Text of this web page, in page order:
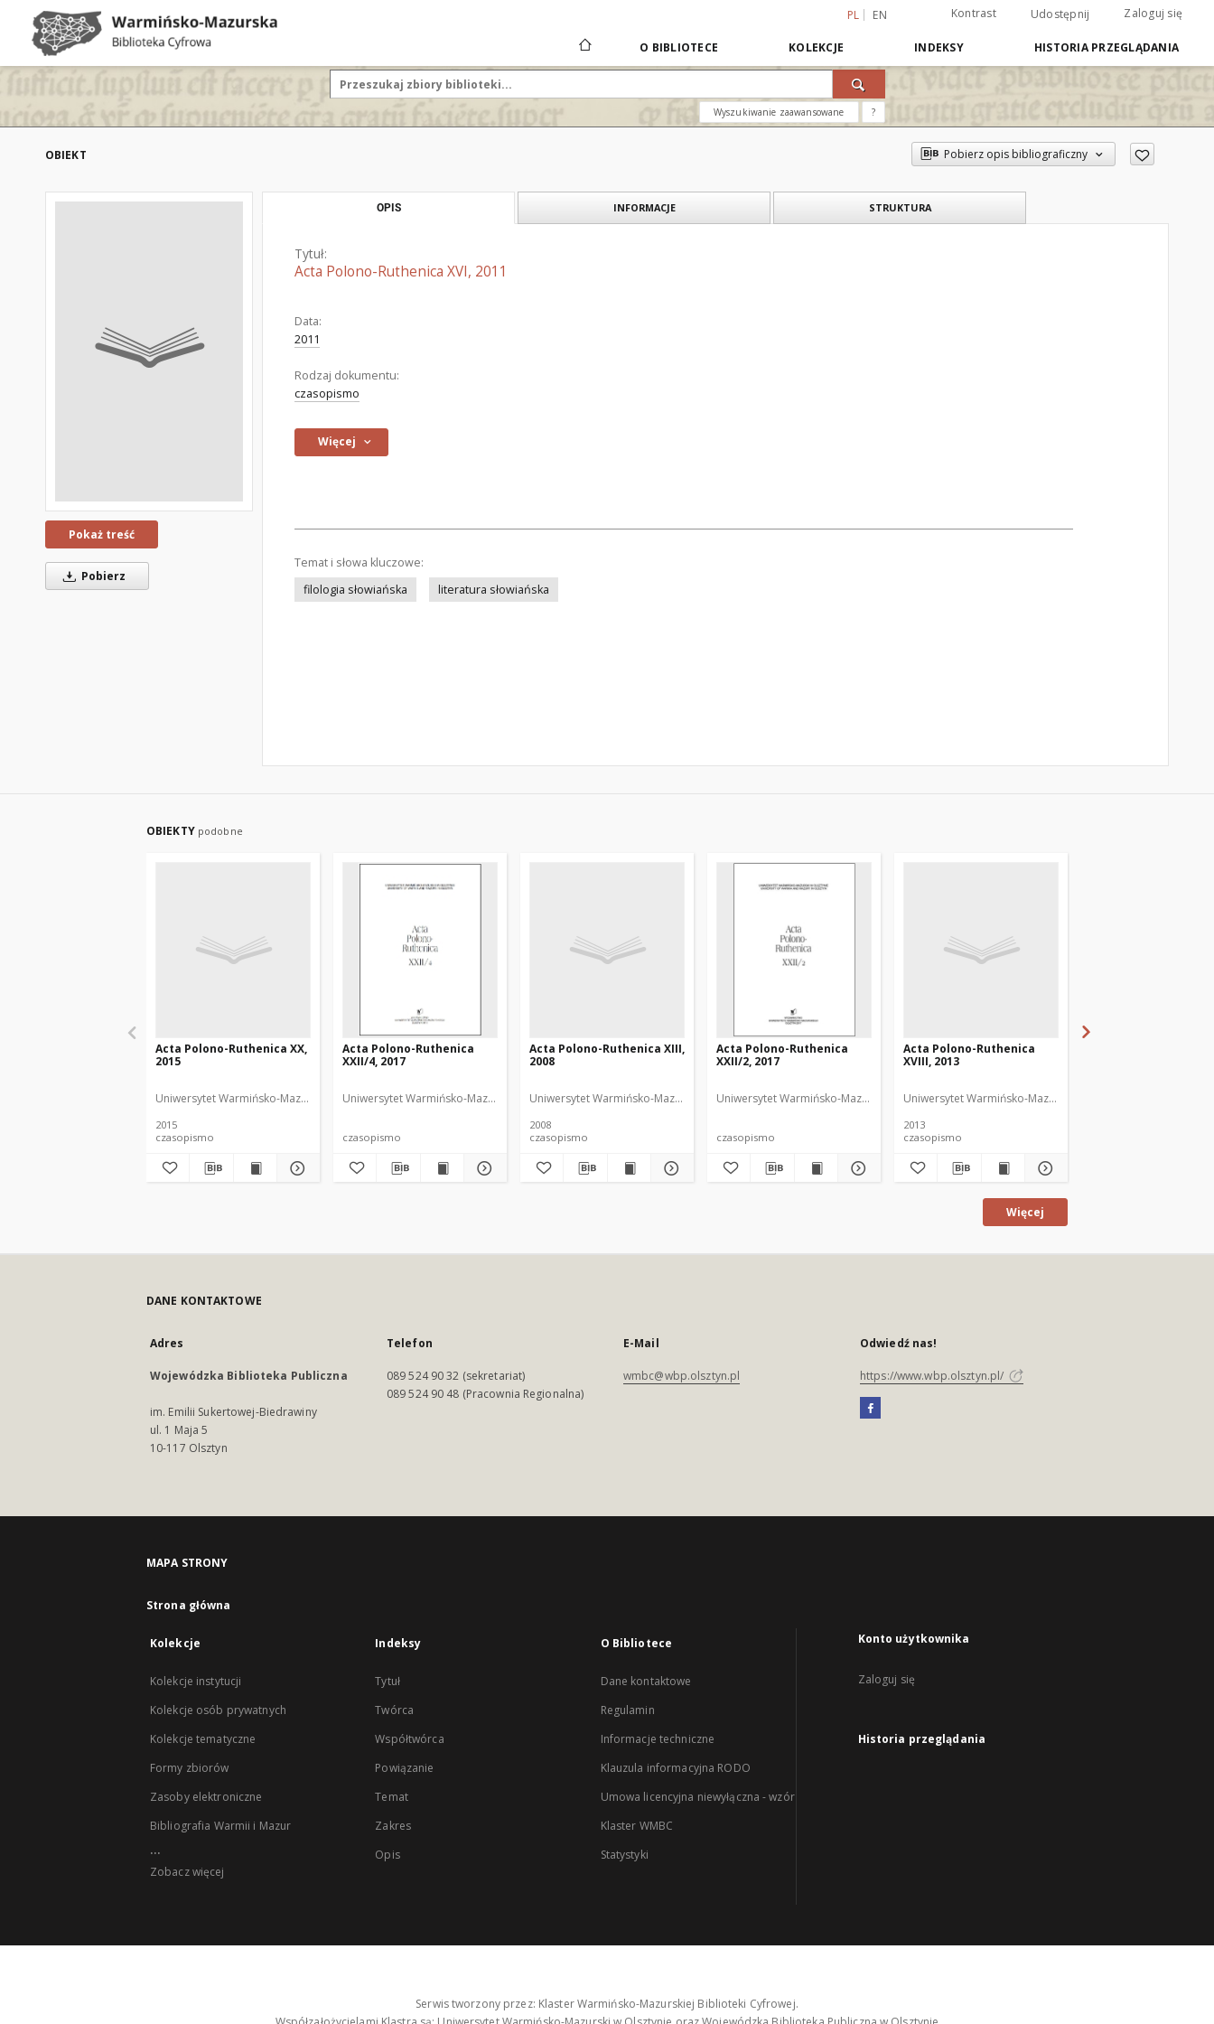
PL EN Kontrast Udostępnij Zaloguj się
O BIBLIOTECE KOLEKCJE INDEKSY HISTORIA PRZEGLĄDANIA
Wyszukiwanie zaawansowane ?
OBIEKT Pobierz opis bibliograficzny
Pokaż treść
Pobierz
OPIS INFORMACJE STRUKTURA
Tytuł:
Acta Polono-Ruthenica XVI, 2011
Data:
2011
Rodzaj dokumentu:
czasopismo
Więcej
Temat i słowa kluczowe:
filologia słowiańska
literatura słowiańska
OBIEKTY podobne
Acta Polono-Ruthenica XX,
2015
Uniwersytet Warmińsko-Mazurski
2015
czasopismo
Acta Polono-Ruthenica
XXII/4, 2017
Uniwersytet Warmińsko-Mazurski NDiaye, Iwona Anna (1966- ). Redaktor
czasopismo
Acta Polono-Ruthenica XIII,
2008
Uniwersytet Warmińsko-Mazurski
2008
czasopismo
Acta Polono-Ruthenica
XXII/2, 2017
Uniwersytet Warmińsko-Mazurski NDiaye, Iwona Anna (1966- ). Redaktor
czasopismo
Acta Polono-Ruthenica
XVIII, 2013
Uniwersytet Warmińsko-Mazurski
2013
czasopismo
Więcej
DANE KONTAKTOWE
Adres
Wojewódzka Biblioteka Publiczna
im. Emilii Sukertowej-Biedrawiny
ul. 1 Maja 5
10-117 Olsztyn
Telefon
089 524 90 32 (sekretariat)
089 524 90 48 (Pracownia Regionalna)
E-Mail
wmbc@wbp.olsztyn.pl
Odwiedź nas!
https://www.wbp.olsztyn.pl/
MAPA STRONY
Strona główna
Kolekcje
Kolekcje instytucji
Kolekcje osób prywatnych
Kolekcje tematyczne
Formy zbiorów
Zasoby elektroniczne
Bibliografia Warmii i Mazur
...
Zobacz więcej
Indeksy
Tytuł
Twórca
Współtwórca
Powiązanie
Temat
Zakres
Opis
O Bibliotece
Dane kontaktowe
Regulamin
Informacje techniczne
Klauzula informacyjna RODO
Umowa licencyjna niewyłączna - wzór
Klaster WMBC
Statystyki
Konto użytkownika
Zaloguj się
Historia przeglądania
Serwis tworzony przez: Klaster Warmińsko-Mazurskiej Biblioteki Cyfrowej.